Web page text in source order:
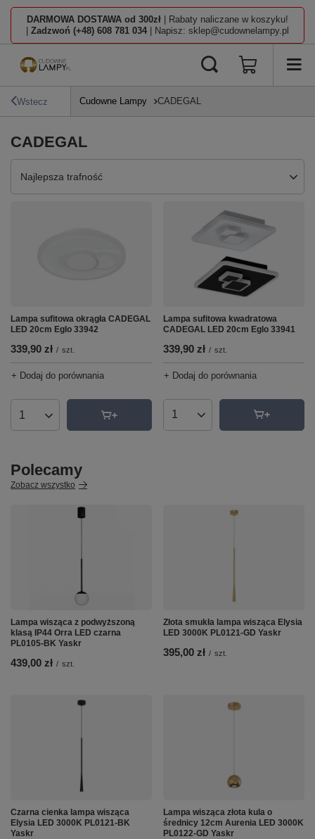
DARMOWA DOSTAWA od 300zł | Rabaty naliczane w koszyku!
Zadzwoń (+48) 608 781 034 | Napisz: sklep@cudownelampy.pl
Wstecz Cudowne Lampy CADEGAL
CADEGAL
Zmień sortowanie
Najlepsza trafność
Lampa sufitowa okrągła CADEGAL
LED 20cm Eglo 33942
339,90 zł / szt.
+ Dodaj do porównania
Ilość produktów
Lampa sufitowa kwadratowa
CADEGAL LED 20cm Eglo 33941
339,90 zł / szt.
+ Dodaj do porównania
Ilość produktów
Polecamy
Zobacz wszystko
Lampa wisząca z podwyższoną
klasą IP44 Orra LED czarna
PL0105-BK Yaskr
439,00 zł / szt.
Złota smukła lampa wisząca Elysia
LED 3000K PL0121-GD Yaskr
395,00 zł / szt.
Czarna cienka lampa wisząca
Elysia LED 3000K PL0121-BK
Yaskr
Lampa wisząca złota kula o
średnicy 12cm Aurenia LED 3000K
PL0122-GD Yaskr